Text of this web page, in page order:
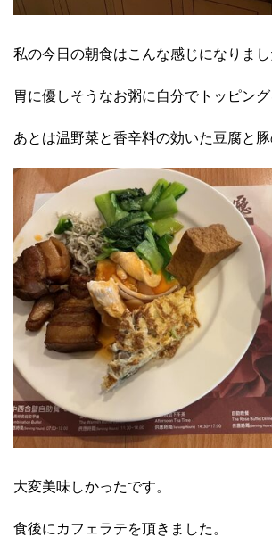
私の今日の朝食はこんな感じになりまし
胃に優しそうなお粥に自分でトッピング
あとは温野菜と香辛料の効いた豆腐と豚
大変美味しかったです。
食後にカフェラテを頂きました。